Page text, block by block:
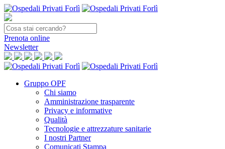
Prenota online
Newsletter
Gruppo OPF
Chi siamo
Amministrazione trasparente
Privacy e informative
Qualità
Tecnologie e attrezzature sanitarie
I nostri Partner
Comunicati Stampa